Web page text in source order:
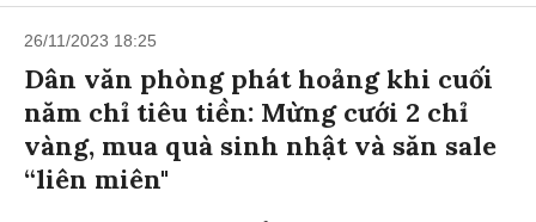
26/11/2023 18:25
Dân văn phòng phát hoảng khi cuối
năm chỉ tiêu tiền: Mừng cưới 2 chỉ
vàng, mua quà sinh nhật và săn sale
“liên miên"